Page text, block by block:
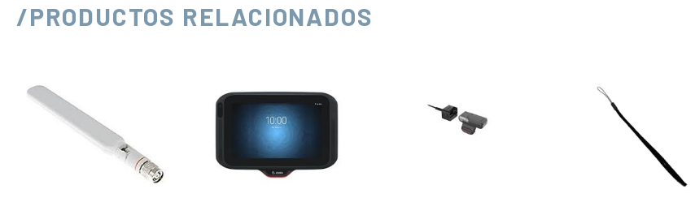
/PRODUCTOS RELACIONADOS